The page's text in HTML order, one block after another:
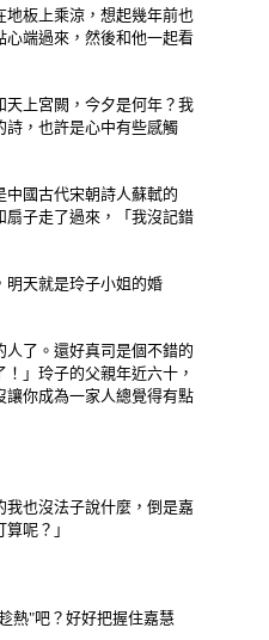
板上乘涼，想起幾年前也
心端過來，然後和他一起看
上宮闕，今夕是何年？我
，也許是心中有些感觸
國古代宋朝詩人蘇軾的
扇子走了過來，「我沒記錯
天就是玲子小姐的婚
了。還好真司是個不錯的
」玲子的父親年近六十，
讓你成為一家人總覺得有點
也沒法子說什麼，倒是嘉
呢？」
"吧？好好把握住嘉慧